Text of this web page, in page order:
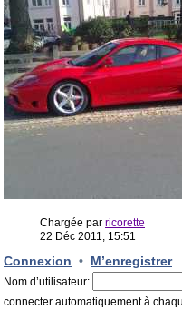
Chargée par ricorette
22 Déc 2011, 15:51
Connexion • M’enregistrer
Nom d’utilisateur:
connecter automatiquement à